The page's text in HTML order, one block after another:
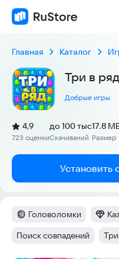
Главная Каталог
Три в
Добрые игры
Рейтинг:
4,9
(
723 оценки
)
Скачиваний
до 100 тыс
Размер
17.8
Установить
Категория:
Головоломки
Тег:
Поиск совпадений Тег: